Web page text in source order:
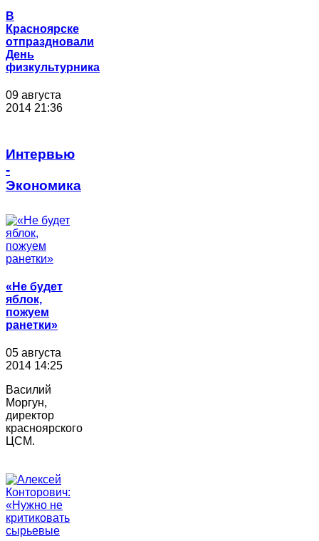
В
Красноярске
отпраздновали
День
физкультурника
09 августа
2014 21:36
Интервью
-
Экономика
«Не будет
яблок,
пожуем
ранетки»
05 августа
2014 14:25
Василий
Моргун,
директор
красноярского
ЦСМ.